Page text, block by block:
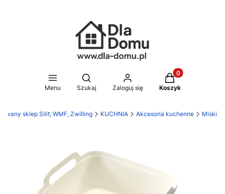
Menu
Otwórz wyszukiwarkę
Szukaj Zaloguj się
Produkty w
Koszyk
sklep Silit, WMF, Zwilling KUCHNIA Akcesoria kuchenne Miski